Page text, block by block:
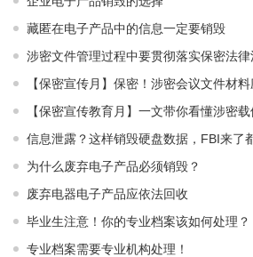
藏匿在电子产品中的信息一定要销毁
涉密文件管理过程中要贯彻落实保密法
【保密宣传月】保密！涉密会议文件材
【保密宣传教育月】一文带你看懂涉密
信息泄露？这样销毁硬盘数据，FBI来了
为什么废弃电子产品必须销毁？
废弃电器电子产品应依法回收
毕业生注意！你的专业档案该如何处理？
专业档案需要专业机构处理！